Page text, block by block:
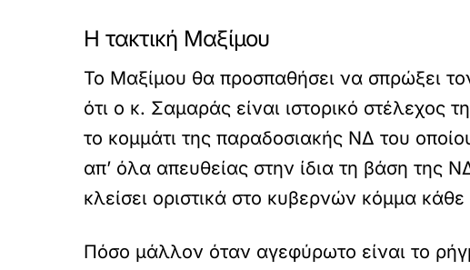
Η τακτική Μαξίμου
Το Μαξίμου θα προσπαθήσει να σπρώξει
ότι ο κ. Σαμαράς είναι ιστορικό
το κομμάτι της παραδοσιακής ΝΔ του
απ’ όλα απευθείας στην ίδια τη βάση της
κλείσει οριστικά στο κυβερνών κόμμα
Πόσο μάλλον όταν αγεφύρωτο είναι το